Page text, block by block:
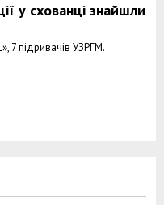
у схованці знайшли
7 підривачів УЗРГМ.